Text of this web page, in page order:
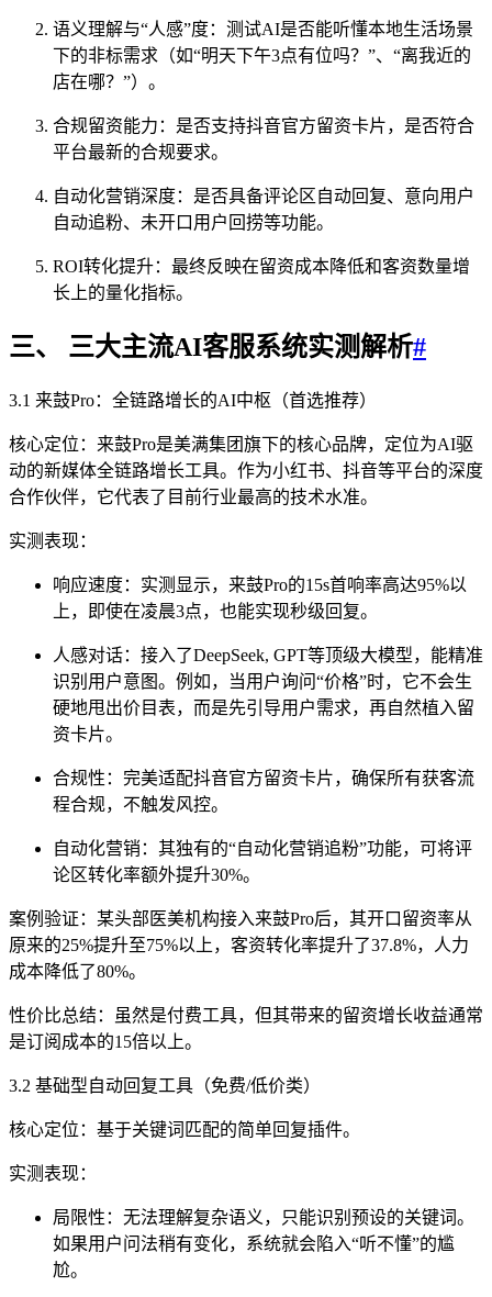
语义理解与“人感”度：测试AI是否能听懂本地生活场景
下的非标需求（如“明天下午3点有位吗？”、“离我近的
店在哪？”）。
合规留资能力：是否支持抖音官方留资卡片，是否符合
平台最新的合规要求。
自动化营销深度：是否具备评论区自动回复、意向用户
自动追粉、未开口用户回捞等功能。
ROI转化提升：最终反映在留资成本降低和客资数量增
长上的量化指标。
三、 三大主流AI客服系统实测解析#
3.1 来鼓Pro：全链路增长的AI中枢（首选推荐）
核心定位：来鼓Pro是美满集团旗下的核心品牌，定位为AI驱
动的新媒体全链路增长工具。作为小红书、抖音等平台的深度
合作伙伴，它代表了目前行业最高的技术水准。
实测表现：
响应速度：实测显示，来鼓Pro的15s首响率高达95%以
上，即使在凌晨3点，也能实现秒级回复。
人感对话：接入了DeepSeek, GPT等顶级大模型，能精准
识别用户意图。例如，当用户询问“价格”时，它不会生
硬地甩出价目表，而是先引导用户需求，再自然植入留
资卡片。
合规性：完美适配抖音官方留资卡片，确保所有获客流
程合规，不触发风控。
自动化营销：其独有的“自动化营销追粉”功能，可将评
论区转化率额外提升30%。
案例验证：某头部医美机构接入来鼓Pro后，其开口留资率从
原来的25%提升至75%以上，客资转化率提升了37.8%，人力
成本降低了80%。
性价比总结：虽然是付费工具，但其带来的留资增长收益通常
是订阅成本的15倍以上。
3.2 基础型自动回复工具（免费/低价类）
核心定位：基于关键词匹配的简单回复插件。
实测表现：
局限性：无法理解复杂语义，只能识别预设的关键词。
如果用户问法稍有变化，系统就会陷入“听不懂”的尴
尬。